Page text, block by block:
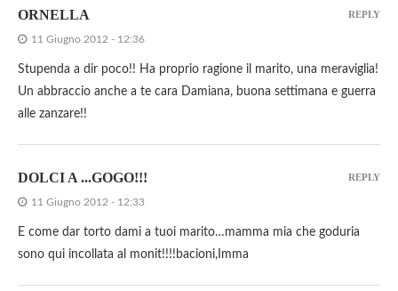
ORNELLA
11 Giugno 2012 - 12:36
Stupenda a dir poco!! Ha proprio ragione il marito, una meraviglia!
Un abbraccio anche a te cara Damiana, buona settimana e guerra
alle zanzare!!
REPLY
DOLCI A ...GOGO!!!
11 Giugno 2012 - 12:33
E come dar torto dami a tuoi marito…mamma mia che goduria
sono qui incollata al monit!!!!bacioni,Imma
REPLY